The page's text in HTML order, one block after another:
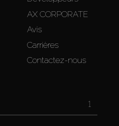
AX CORPORATE
Avis
Carrières
Contactez-nous
1